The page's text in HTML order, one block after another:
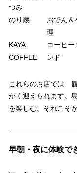
つみ
のり蔵
おでん＆
理
KAYA
COFFEE
コーヒー
ンド
これらのお店では、
かく迎えられます。
を楽しむ。それこそ
早朝・夜に体験で